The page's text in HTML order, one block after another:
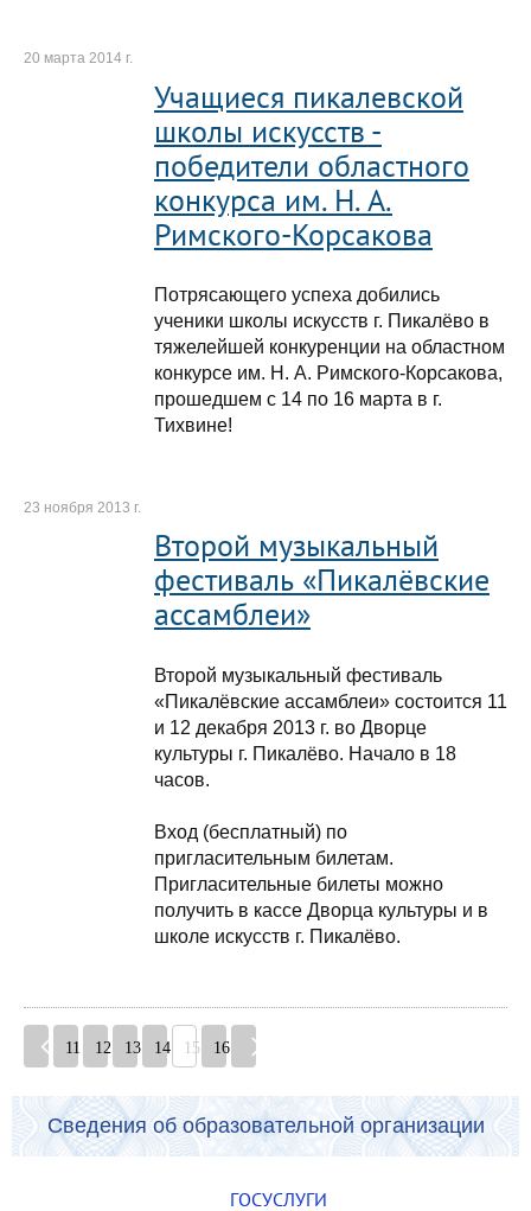
20 марта 2014 г.
Учащиеся пикалевской
школы искусств -
победители областного
конкурса им. Н. А.
Римского-Корсакова
Потрясающего успеха добились
ученики школы искусств г. Пикалёво в
тяжелейшей конкуренции на областном
конкурсе им. Н. А. Римского-Корсакова,
прошедшем с 14 по 16 марта в г.
Тихвине!
23 ноября 2013 г.
Второй музыкальный
фестиваль «Пикалёвские
ассамблеи»
Второй музыкальный фестиваль
«Пикалёвские ассамблеи» состоится 11
и 12 декабря 2013 г. во Дворце
культуры г. Пикалёво. Начало в 18
часов.
Вход (бесплатный) по
пригласительным билетам.
Пригласительные билеты можно
получить в кассе Дворца культуры и в
школе искусств г. Пикалёво.
11 12 13 14 15 16
Сведения об образовательной организации
ГОСУСЛУГИ